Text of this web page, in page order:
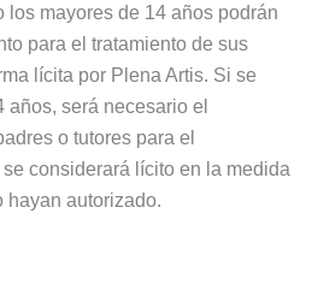
los mayores de 14 años podrán
para el tratamiento de sus
lícita por Plena Artis. Si se
años, será necesario el
o tutores para el
considerará lícito en la medida
hayan autorizado.